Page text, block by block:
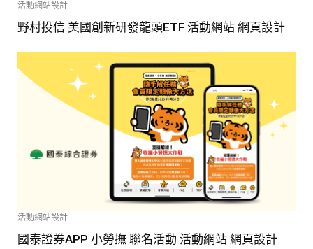
活動網站設計
野村投信 美國創新研發龍頭ETF 活動網站 網頁設計
活動網站設計
國泰證券APP 小勞撫 聯名活動 活動網站 網頁設計